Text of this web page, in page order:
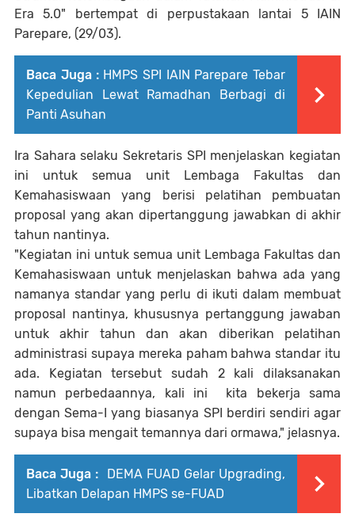
Era 5.0" bertempat di perpustakaan lantai 5 IAIN
Parepare, (29/03).
Baca Juga : HMPS SPI IAIN Parepare Tebar
Kepedulian Lewat Ramadhan Berbagi di
Panti Asuhan
Ira Sahara selaku Sekretaris SPI menjelaskan kegiatan
ini untuk semua unit Lembaga Fakultas dan
Kemahasiswaan yang berisi pelatihan pembuatan
proposal yang akan dipertanggung jawabkan di akhir
tahun nantinya.
"Kegiatan ini untuk semua unit Lembaga Fakultas dan
Kemahasiswaan untuk menjelaskan bahwa ada yang
namanya standar yang perlu di ikuti dalam membuat
proposal nantinya, khususnya pertanggung jawaban
untuk akhir tahun dan akan diberikan pelatihan
administrasi supaya mereka paham bahwa standar itu
ada. Kegiatan tersebut sudah 2 kali dilaksanakan
namun perbedaannya, kali ini kita bekerja sama
dengan Sema-I yang biasanya SPI berdiri sendiri agar
supaya bisa mengait temannya dari ormawa," jelasnya.
Baca Juga :
DEMA FUAD Gelar Upgrading,
Libatkan Delapan HMPS se-FUAD